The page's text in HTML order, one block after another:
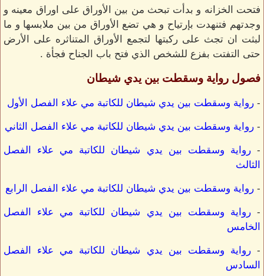
فتحت الخزانه و بدأت تبحث من بين الأوراق على اوراق معينه و
وجدتهم فتنهدت بإرتياح و هي تضع الأوراق من بين ملابسها و ما
لبثت ان تجث على ركبتها لتجمع الأوراق المتناثره على الأرض
حتى التفتت بفزع للشخص الذي فتح باب الجناح فجأة .
فصول رواية وسقطت بين يدي شيطان
- رواية وسقطت بين يدي شيطان للكاتبة مي علاء الفصل الأول
- رواية وسقطت بين يدي شيطان للكاتبة مي علاء الفصل الثاني
-رواية وسقطت بين يدي شيطان للكاتبة مي علاء الفصل
الثالث
- رواية وسقطت بين يدي شيطان للكاتبة مي علاء الفصل الرابع
-رواية وسقطت بين يدي شيطان للكاتبة مي علاء الفصل
الخامس
-رواية وسقطت بين يدي شيطان للكاتبة مي علاء الفصل
السادس